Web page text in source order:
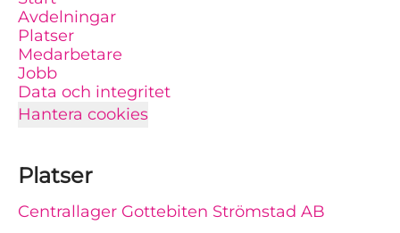
Avdelningar
Platser
Medarbetare
Jobb
Data och integritet
Hantera cookies
Platser
Centrallager Gottebiten Strömstad AB